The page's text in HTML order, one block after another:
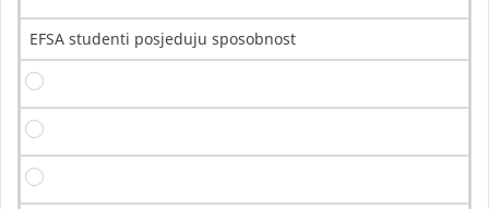
EFSA studenti posjeduju sposobnost